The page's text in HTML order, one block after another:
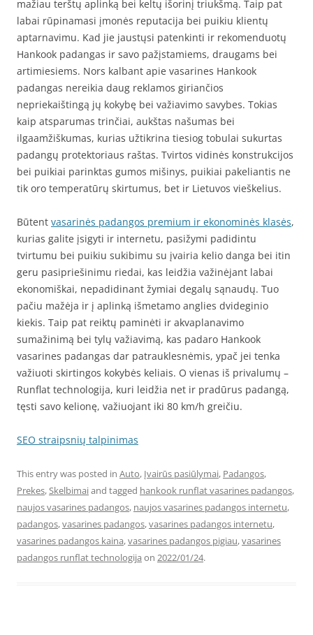
mažiau terštų aplinką bei keltų išorinį triukšmą. Taip pat
labai rūpinamasi įmonės reputacija bei puikiu klientų
aptarnavimu. Kad jie jaustųsi patenkinti ir rekomenduotų
Hankook padangas ir savo pažįstamiems, draugams bei
artimiesiems. Nors kalbant apie vasarines Hankook
padangas nereikia daug reklamos giriančios
nepriekaištingą jų kokybę bei važiavimo savybes. Tokias
kaip atsparumas trinčiai, aukštas našumas bei
ilgaamžiškumas, kurias užtikrina tiesiog tobulai sukurtas
padangų protektoriaus raštas. Tvirtos vidinės konstrukcijos
bei puikiai parinktas gumos mišinys, puikiai pakeliantis ne
tik oro temperatūrų skirtumus, bet ir Lietuvos vieškelius.
Būtent vasarinės padangos premium ir ekonominės klasės,
kurias galite įsigyti ir internetu, pasižymi padidintu
tvirtumu bei puikiu sukibimu su įvairia kelio danga bei itin
geru pasipriešinimu riedai, kas leidžia važinėjant labai
ekonomiškai, nepadidinant žymiai degalų sąnaudų. Tuo
pačiu mažėja ir į aplinką išmetamo anglies dvideginio
kiekis. Taip pat reiktų paminėti ir akvaplanavimo
sumažinimą bei tylų važiavimą, kas padaro Hankook
vasarines padangas dar patrauklesnėmis, ypač jei tenka
važiuoti skirtingos kokybės keliais. O vienas iš privalumų –
Runflat technologija, kuri leidžia net ir pradūrus padangą,
tęsti savo kelionę, važiuojant iki 80 km/h greičiu.
SEO straipsnių talpinimas
This entry was posted in Auto, Įvairūs pasiūlymai, Padangos,
Prekes,Skelbimaiand tagged hankook runflat vasarines padangos,
naujos vasarines padangos, naujos vasarines padangos internetu,
padangos,vasarines padangos,vasarines padangos internetu,
vasarines padangos kaina,vasarines padangos pigiau,vasarines
padangos runflat technologija on 2022/01/24.